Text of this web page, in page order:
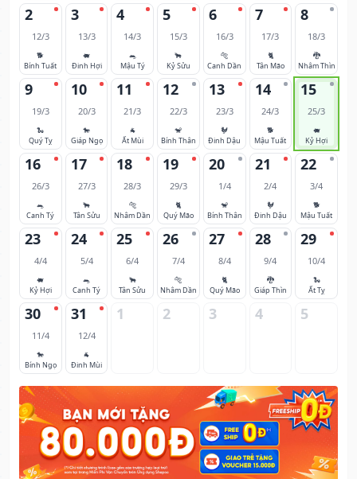
2
12/3
🐕
Bính Tuất
3
13/3
🐖
Đinh Hợi
4
14/3
🐀
Mậu Tý
5
15/3
🐂
Kỷ Sửu
6
16/3
🐅
Canh Dần
7
17/3
🐈
Tân Mão
8
18/3
🐉
Nhâm Thìn
9
19/3
🐍
Quý Tỵ
10
20/3
🐎
Giáp Ngọ
11
21/3
🐐
Ất Mùi
12
22/3
🐒
Bính Thân
13
23/3
🐓
Đinh Dậu
14
24/3
🐕
Mậu Tuất
15
25/3
🐖
Kỷ Hợi
16
26/3
🐀
Canh Tý
17
27/3
🐂
Tân Sửu
18
28/3
🐅
Nhâm Dần
19
29/3
🐈
Quý Mão
20
1/4
🐒
Bính Thân
21
2/4
🐓
Đinh Dậu
22
3/4
🐕
Mậu Tuất
23
4/4
🐖
Kỷ Hợi
24
5/4
🐀
Canh Tý
25
6/4
🐂
Tân Sửu
26
7/4
🐅
Nhâm Dần
27
8/4
🐈
Quý Mão
28
9/4
🐉
Giáp Thìn
29
10/4
🐍
Ất Tỵ
30
11/4
🐎
Bính Ngọ
31
12/4
🐐
Đinh Mùi
1 2 3 4 5